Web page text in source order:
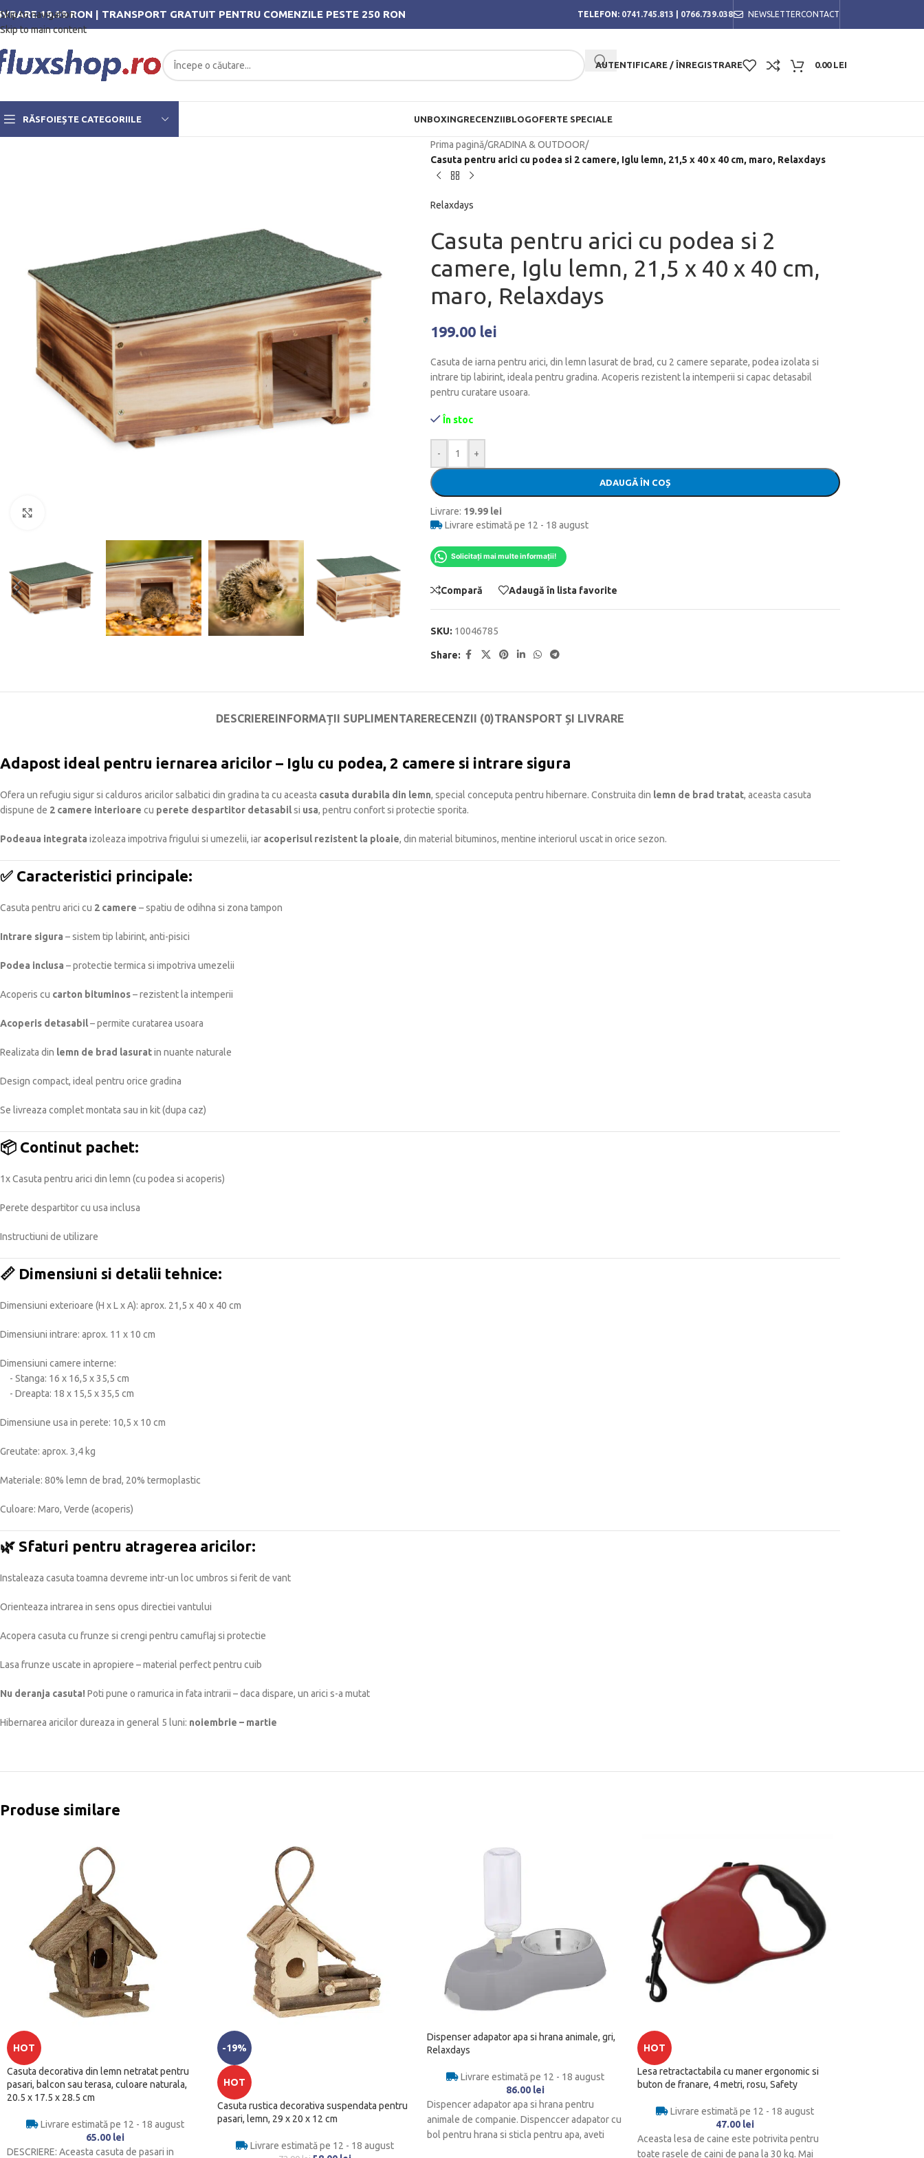
Skip to navigation
Skip to main content
19.99 RON | TRANSPORT GRATUIT PENTRU COMENZILE PESTE 250 RON TELEFON: 0741.745.813 0766.739.038 NEWSLETTERCONTACT
AUTENTIFICARE / ÎNREGISTRARE 0.00 LEI
RĂSFOIEȘTE CATEGORIILE UNBOXINGRECENZIIBLOGOFERTE SPECIALE
Prima pagină/GRADINA & OUTDOOR/
Casuta pentru arici cu podea si 2 camere, Iglu lemn, 21,5 x 40 x 40 cm, maro, Relaxdays
Relaxdays
Casuta pentru arici cu podea si 2
camere, Iglu lemn, 21,5 x 40 x 40 cm,
maro, Relaxdays
199.00 lei
Casuta de iarna pentru arici, din lemn lasurat de brad, cu 2 camere separate, podea izolata si
intrare tip labirint, ideala pentru gradina. Acoperis rezistent la intemperii si capac detasabil
pentru curatare usoara.
În stoc
- +
ADAUGĂ ÎN COȘ
Livrare: 19.99 lei
Livrare estimată pe 12 - 18 august
Solicitați mai multe informații!
Compară Adaugă în lista favorite
SKU: 10046785
Share:
DESCRIEREINFORMAȚII SUPLIMENTARERECENZII (0)TRANSPORT ȘI LIVRARE
Adapost ideal pentru iernarea aricilor – Iglu cu podea, 2 camere si intrare sigura
Ofera un refugiu sigur si calduros aricilor salbatici din gradina ta cu aceasta casuta durabila din lemn, special conceputa pentru hibernare. Construita din lemn de brad tratat, aceasta casuta
dispune de 2 camere interioare cu perete despartitor detasabilsi usa, pentru confort si protectie sporita.
Podeaua integrata izoleaza impotriva frigului si umezelii, iar acoperisul rezistent la ploaie, din material bituminos, mentine interiorul uscat in orice sezon.
✅ Caracteristici principale:
Casuta pentru arici cu 2 camere – spatiu de odihna si zona tampon
Intrare sigura – sistem tip labirint, anti-pisici
Podea inclusa – protectie termica si impotriva umezelii
Acoperis cu carton bituminos– rezistent la intemperii
Acoperis detasabil– permite curatarea usoara
Realizata din lemn de brad lasuratin nuante naturale
Design compact, ideal pentru orice gradina
Se livreaza complet montata sau in kit (dupa caz)
📦 Continut pachet:
1x Casuta pentru arici din lemn (cu podea si acoperis)
Perete despartitor cu usa inclusa
Instructiuni de utilizare
📏 Dimensiuni si detalii tehnice:
Dimensiuni exterioare (H x L x A): aprox. 21,5 x 40 x 40 cm
Dimensiuni intrare: aprox. 11 x 10 cm
Dimensiuni camere interne:
- Stanga: 16 x 16,5 x 35,5 cm
- Dreapta: 18 x 15,5 x 35,5 cm
Dimensiune usa in perete: 10,5 x 10 cm
Greutate: aprox. 3,4 kg
Materiale: 80% lemn de brad, 20% termoplastic
Culoare: Maro, Verde (acoperis)
🌿 Sfaturi pentru atragerea aricilor:
Instaleaza casuta toamna devreme intr-un loc umbros si ferit de vant
Orienteaza intrarea in sens opus directiei vantului
Acopera casuta cu frunze si crengi pentru camuflaj si protectie
Lasa frunze uscate in apropiere – material perfect pentru cuib
Nu deranja casuta! Poti pune o ramurica in fata intrarii – daca dispare, un arici s-a mutat
Hibernarea aricilor dureaza in general 5 luni: noiembrie – martie
Produse similare
HOT
Casuta decorativa din lemn netratat pentru
pasari, balcon sau terasa, culoare naturala,
20.5 x 17.5 x 28.5 cm
Livrare estimată pe 12 - 18 august
65.00 lei
DESCRIERE: Aceasta casuta de pasari in
-19%
HOT
Casuta rustica decorativa suspendata pentru
pasari, lemn, 29 x 20 x 12 cm
Livrare estimată pe 12 - 18 august
Dispenser adapator apa si hrana animale, gri,
Relaxdays
Livrare estimată pe 12 - 18 august
86.00 lei
Dispencer adapator apa si hrana pentru
animale de companie. Dispenccer adapator cu
bol pentru hrana si sticla pentru apa, aveti
HOT
Lesa retractactabila cu maner ergonomic si
buton de franare, 4 metri, rosu, Safety
Livrare estimată pe 12 - 18 august
47.00 lei
Aceasta lesa de caine este potrivita pentru
toate rasele de caini de pana la 30 kg. Mai